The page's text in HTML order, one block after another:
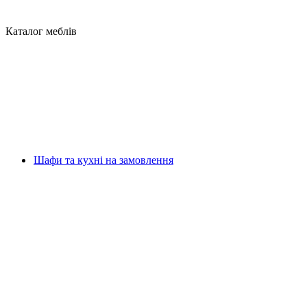
Каталог меблів
Шафи та кухні на замовлення